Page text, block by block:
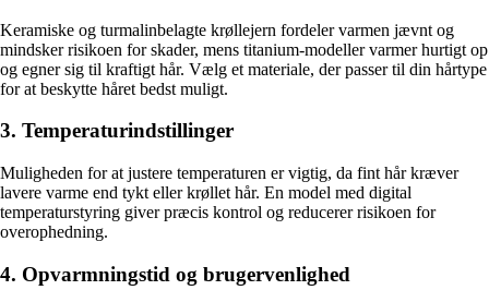
Keramiske og turmalinbelagte krøllejern fordeler varmen jævnt og
mindsker risikoen for skader, mens titanium-modeller varmer hurtigt op
og egner sig til kraftigt hår. Vælg et materiale, der passer til din hårtype
for at beskytte håret bedst muligt.
3. Temperaturindstillinger
Muligheden for at justere temperaturen er vigtig, da fint hår kræver
lavere varme end tykt eller krøllet hår. En model med digital
temperaturstyring giver præcis kontrol og reducerer risikoen for
overophedning.
4. Opvarmningstid og brugervenlighed